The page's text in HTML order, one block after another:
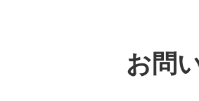
お問